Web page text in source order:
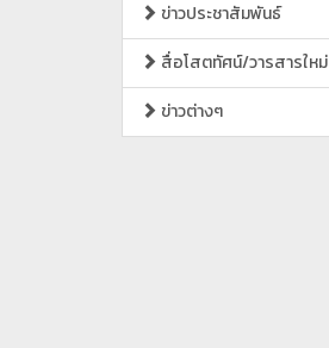
ข่าวประชาสัมพันธ์
สื่อโสตทัศน์/วารสารใหม่
ข่าวต่างๆ